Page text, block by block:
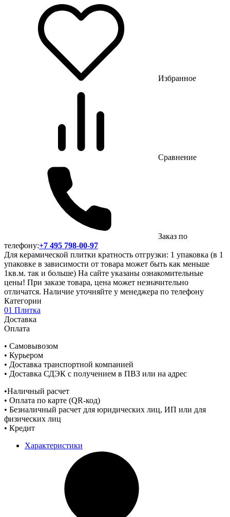
Избранное
Сравнение
Заказ по
телефону:+7 495 798-00-97
Для керамической плитки кратность отгрузки: 1 упаковка (в 1
упаковке в зависимости от товара может быть как меньше
1кв.м. так и больше) На сайте указаны ознакомительные
цены! При заказе товара, цена может незначительно
отличатся. Наличие уточняйте у менеджера по телефону
Категории
01 Плитка
Доставка
Оплата
• Самовывозом
• Курьером
• Доставка транспортной компанией
• Доставка СДЭК с получением в ПВЗ или на адрес
•Наличный расчет
• Оплата по карте (QR-код)
• Безналичный расчет для юридических лиц, ИП или для
физических лиц
• Кредит
Характеристики